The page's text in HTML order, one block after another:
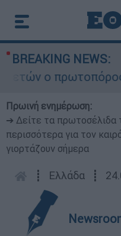
BREAKING NEWS:
ο πρωτοπόρος
Πρωινή ενημέρωση:
➔ Δείτε τα πρωτοσέλιδα
περισσότερα για τον
γιορτάζουν σήμερα
┋ Ελλάδα ┋